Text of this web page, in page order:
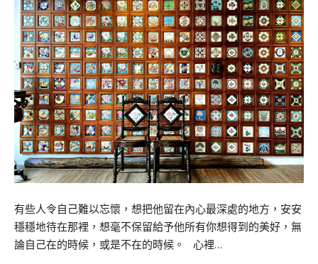
有些人令自己難以忘懷，想把他留在內心最深處的地方，安安
穩穩地待在那裡，想毫不保留給予他所有你想得到的美好，無
論自己在的時候，或是不在的時候。 心裡…